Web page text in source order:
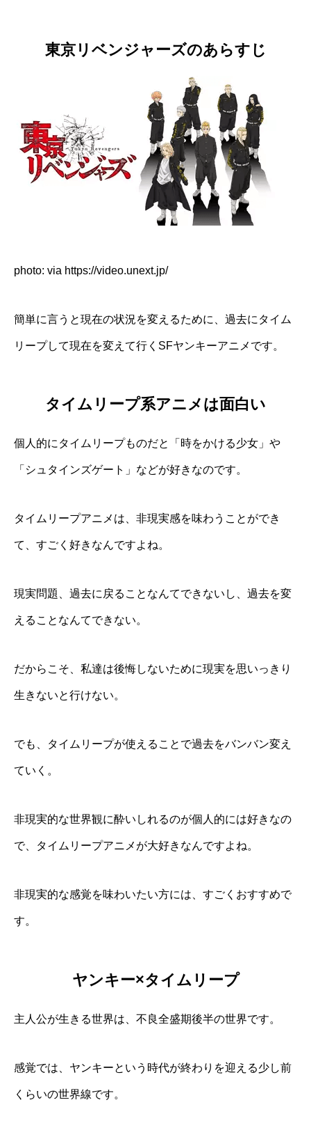
東京リベンジャーズのあらすじ
photo: via https://video.unext.jp/
簡単に言うと現在の状況を変えるために、過去にタイム
リープして現在を変えて行くSFヤンキーアニメです。
タイムリープ系アニメは面白い
個人的にタイムリープものだと「時をかける少女」や
「シュタインズゲート」などが好きなのです。
タイムリープアニメは、非現実感を味わうことができ
て、すごく好きなんですよね。
現実問題、過去に戻ることなんてできないし、過去を変
えることなんてできない。
だからこそ、私達は後悔しないために現実を思いっきり
生きないと行けない。
でも、タイムリープが使えることで過去をバンバン変え
ていく。
非現実的な世界観に酔いしれるのが個人的には好きなの
で、タイムリープアニメが大好きなんですよね。
非現実的な感覚を味わいたい方には、すごくおすすめで
す。
ヤンキー×タイムリープ
主人公が生きる世界は、不良全盛期後半の世界です。
感覚では、ヤンキーという時代が終わりを迎える少し前
くらいの世界線です。